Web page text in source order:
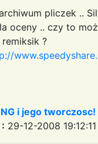
pliczek ..
oceny .. czy to
?
i jego
29-12-2008